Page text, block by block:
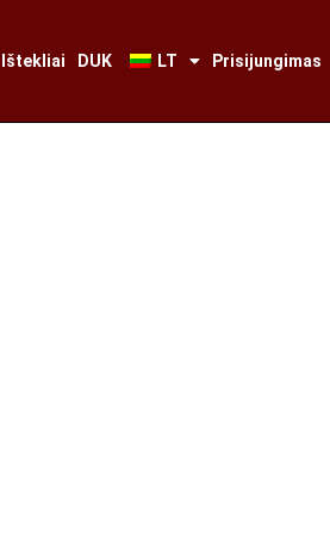
Ištekliai DUK LT Prisijungimas